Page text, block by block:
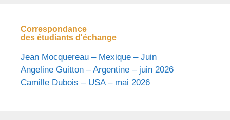
Correspondance
des étudiants d'échange
Jean Mocquereau – Mexique – Juin
Angeline Guitton – Argentine – juin 2026
Camille Dubois – USA – mai 2026